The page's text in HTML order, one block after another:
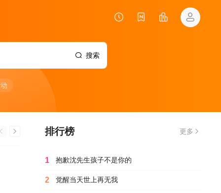
搜索
排行榜 更多
1 抱歉沈先生孩子不是你的
2 觉醒当天世上再无我